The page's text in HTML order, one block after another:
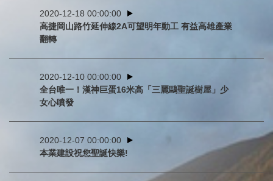
2020-12-18 00:00:00
高捷岡山路竹延伸線2A可望明年動工 有益高雄產業
翻轉
2020-12-10 00:00:00
全台唯一！漢神巨蛋16米高「三麗鷗聖誕樹屋」少
女心噴發
2020-12-07 00:00:00
本業建設祝您聖誕快樂!